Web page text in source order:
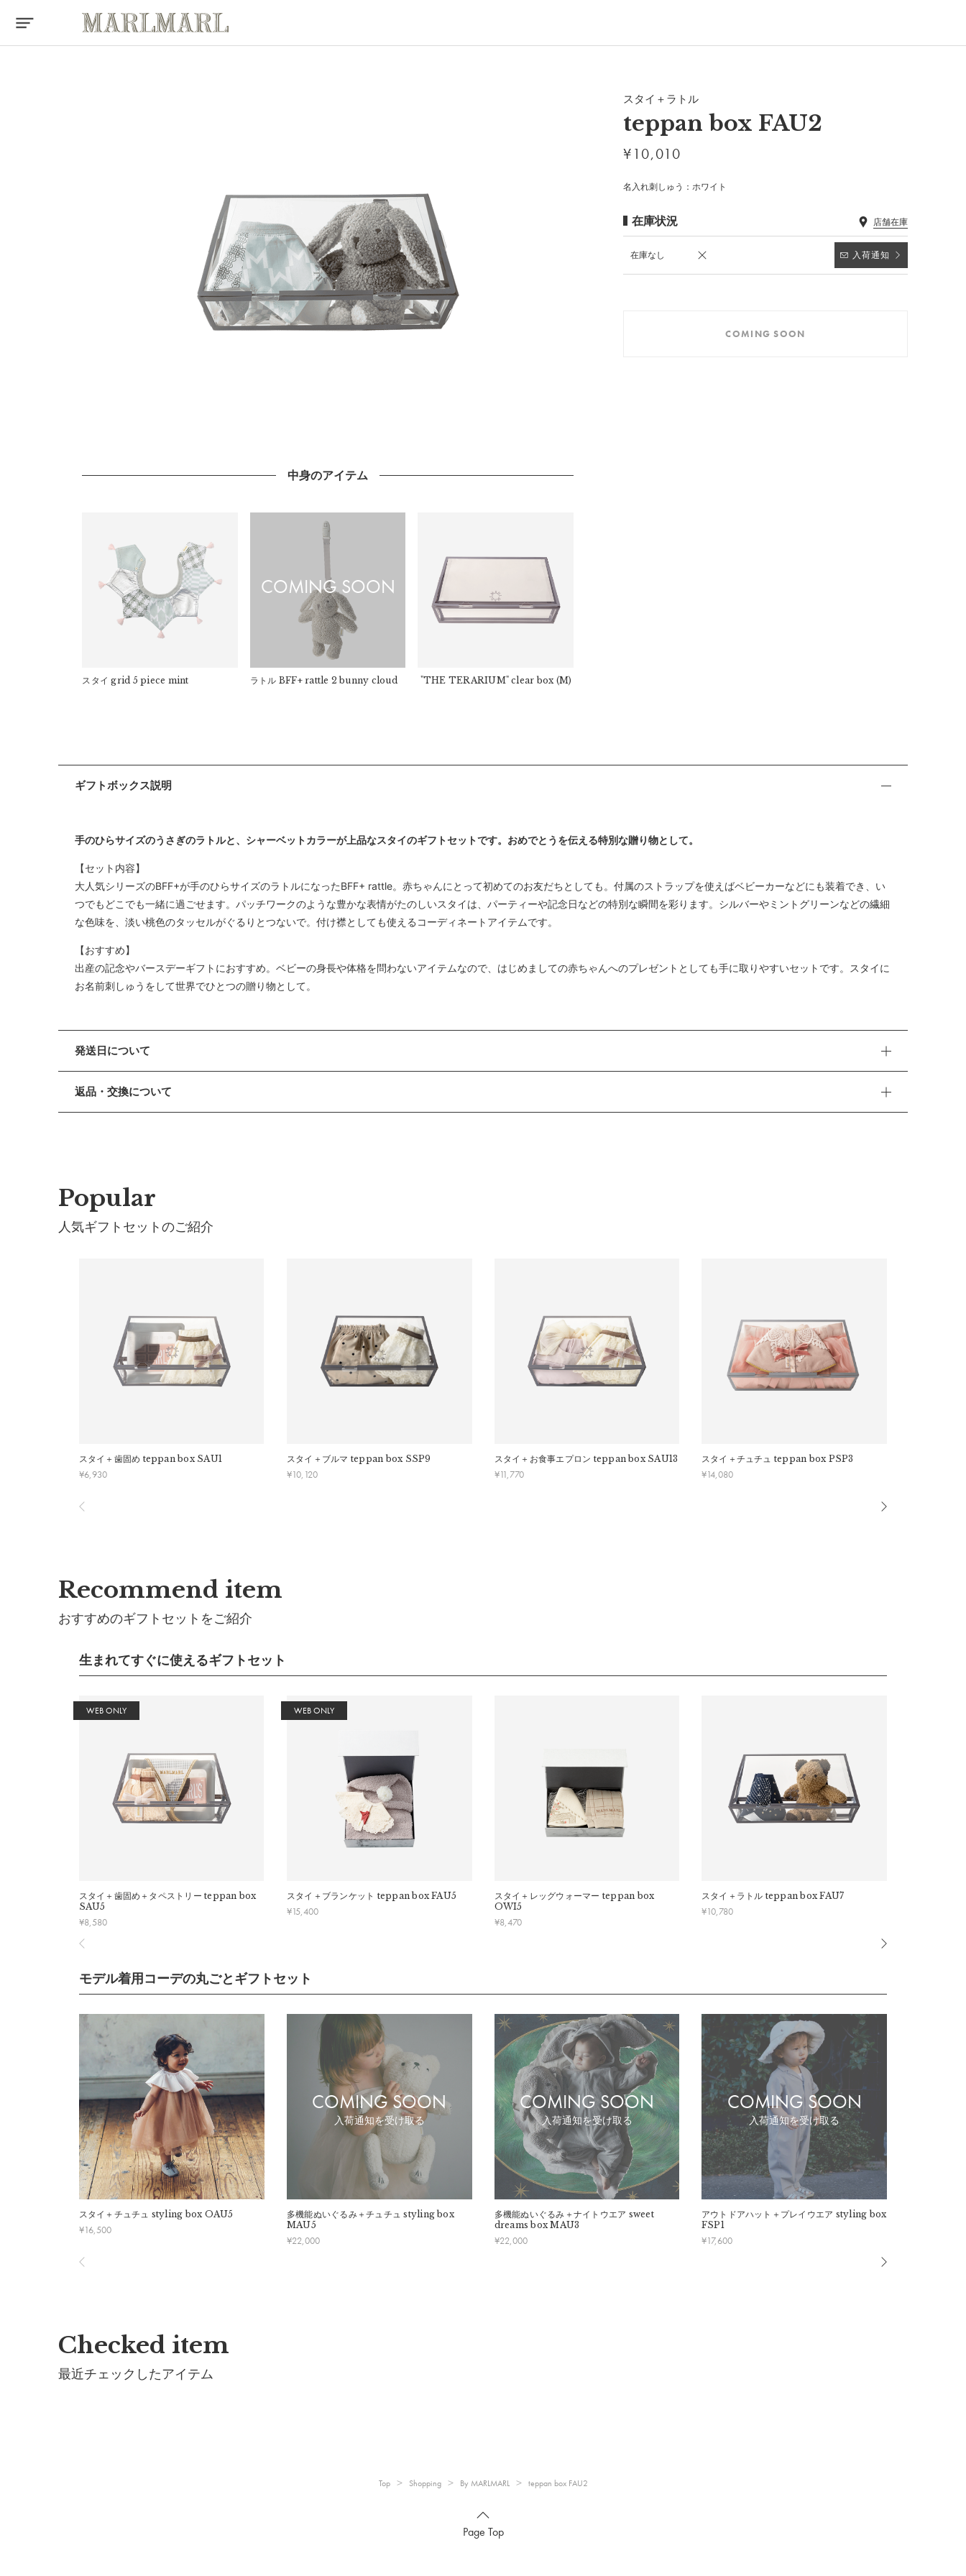
中身のアイテム
スタイ grid 5 piece mint
COMING SOON
ラトル BFF+ rattle 2 bunny cloud "THE TERARIUM" clear box(M)
スタイ＋ラトル
teppan box FAU2
¥10,010
名入れ刺しゅう：ホワイト
在庫状況 店舗在庫
在庫なし 入荷通知
COMING SOON
ギフトボックス説明
手のひらサイズのうさぎのラトルと、シャーベットカラーが上品なスタイのギフトセットです。おめでとうを伝える特別な贈り物として。
【セット内容】
大人気シリーズのBFF+が手のひらサイズのラトルになったBFF+ rattle。赤ちゃんにとって初めてのお友だちとしても。付属のストラップを使えばベビーカーなどにも装着でき、い
つでもどこでも一緒に過ごせます。パッチワークのような豊かな表情がたのしいスタイは、パーティーや記念日などの特別な瞬間を彩ります。シルバーやミントグリーンなどの繊細
な色味を、淡い桃色のタッセルがぐるりとつないで。付け襟としても使えるコーディネートアイテムです。
【おすすめ】
出産の記念やバースデーギフトにおすすめ。ベビーの身長や体格を問わないアイテムなので、はじめましての赤ちゃんへのプレゼントとしても手に取りやすいセットです。スタイに
お名前刺しゅうをして世界でひとつの贈り物として。
発送日について
休業期間 2026年8月13日(木) 〜 16日(日)
休業中にいただいたお問い合わせやご注文につきましては、翌営業日より順次対応させていただきます。
連休明けは混雑が予想されるため、通常よりお届けにお時間をいただく場合がございます。あらかじめご了承ください。
※ 夏季休業のご案内
・土日祝日および当社長期休業日（年末年始・ゴールデンウィーク・お盆等）は出荷業務とお問い合わせ対応がお休みとなる場合があります。営業開始日から順次ご対応させていた
だきます。
・ご注文内容に確認すべき内容がある場合については発送日が遅れる可能性があるため、あらかじめご了承ください。
返品・交換について
交換の際の往復の送料及び代引手数料は、お客様のご負担となります。
■ 初期不良・商品間違いによる返品・交換
早急に対応させていただきます。交換の際の往復の手数料は、弊社で負担いたします。
・ご不明点などございましたらお気軽にお問い合わせください。
Popular
人気ギフトセットのご紹介
スタイ＋歯固め teppan box SAU1
¥6,930
スタイ＋ブルマ teppan box SSP9
¥10,120
スタイ＋お食事エプロン teppan box SAU13
¥11,770
スタイ＋チュチュ teppan box PSP3
¥14,080
Recommend item
おすすめのギフトセットをご紹介
生まれてすぐに使えるギフトセット
WEB ONLY
スタイ＋歯固め＋タペストリー teppan box
SAU5
¥8,580
WEB ONLY
スタイ＋ブランケット teppan box FAU5
¥15,400
スタイ＋レッグウォーマー teppan box
OWI5
¥8,470
スタイ＋ラトル teppan box FAU7
¥10,780
モデル着用コーデの丸ごとギフトセット
スタイ＋チュチュ styling box OAU5
¥16,500
COMING SOON
入荷通知を受け取る
多機能ぬいぐるみ＋チュチュ styling box
MAU5
¥22,000
COMING SOON
入荷通知を受け取る
多機能ぬいぐるみ＋ナイトウエア sweet
dreams box MAU3
¥22,000
COMING SOON
入荷通知を受け取る
アウトドアハット＋プレイウエア styling box
FSP1
¥17,600
Checked item
最近チェックしたアイテム
Top Shopping By MARLMARL teppan box FAU2
Page Top